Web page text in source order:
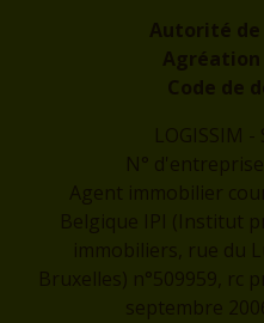
Autorité de
Agréation
Code de
LOGISSIM -
N°
Agent immobilier
Belgique IPI (Institut
immobiliers, rue du
Bruxelles) n°509959, rc
septembre